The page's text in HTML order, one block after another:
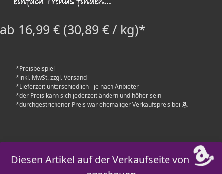
ab 16,99 € (30,89 € / kg)*
*Preisbeispiel
*inkl. MwSt. zzgl. Versand
*Lieferzeit unterschiedlich - je nach Anbieter
*der Preis kann sich jederzeit ändern und höher sein
*durchgestrichener Preis war ehemaliger Verkaufspreis bei
Diesen Artikel auf der Verkaufseite von